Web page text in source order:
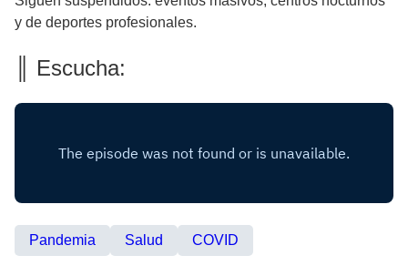
y de deportes profesionales.
║ Escucha:
Pandemia Salud COVID